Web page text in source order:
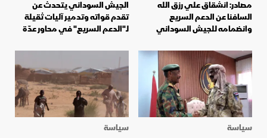
مصادر: انشقاق علي رزق الله
السافنا عن الدعم السريع
وانضمامه للجيش السوداني
الجيش السوداني يتحدث عن
تقدم قواته وتدمير آليات ثقيلة
لـ"الدعم السريع" في محاور عدّة
سياسة
سياسة